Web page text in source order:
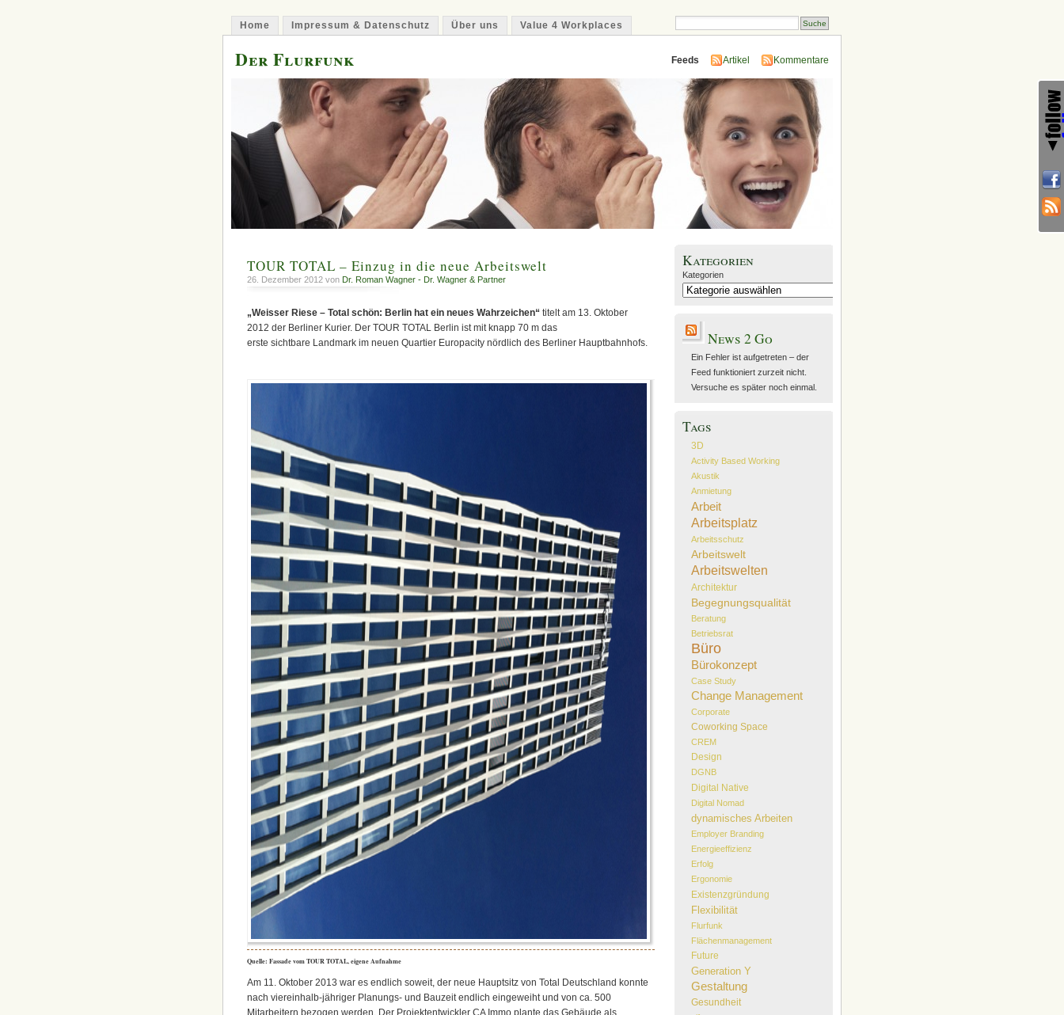
Home Impressum & Datenschutz Über uns Value 4 Workplaces
Der Flurfunk Feeds Artikel Kommentare
TOUR TOTAL – Einzug in die neue Arbeitswelt
26. Dezember 2012 von Dr. Roman Wagner - Dr. Wagner & Partner
„Weisser Riese – Total schön: Berlin hat ein neues Wahrzeichen“ titelt am 13. Oktober
2012 der Berliner Kurier. Der TOUR TOTAL Berlin ist mit knapp 70 m das
erste sichtbare Landmark im neuen Quartier Europacity nördlich des Berliner Hauptbahnhofs.
Quelle: Fassade vom TOUR TOTAL, eigene Aufnahme
Am 11. Oktober 2013 war es endlich soweit, der neue Hauptsitz von Total Deutschland konnte
nach viereinhalb-jähriger Planungs- und Bauzeit endlich eingeweiht und von ca. 500
Mitarbeitern bezogen werden. Der Projektentwickler CA Immo plante das Gebäude als
Kategorien
Kategorien
News 2 Go
Ein Fehler ist aufgetreten – der
Feed funktioniert zurzeit nicht.
Versuche es später noch einmal.
Tags
3D
Activity Based Working
Akustik
Anmietung
Arbeit
Arbeitsplatz
Arbeitsschutz
Arbeitswelt
Arbeitswelten
Architektur
Begegnungsqualität
Beratung
Betriebsrat
Büro
Bürokonzept
Case Study
Change Management
Corporate
Coworking Space
CREM
Design
DGNB
Digital Native
Digital Nomad
dynamisches Arbeiten
Employer Branding
Energieeffizienz
Erfolg
Ergonomie
Existenzgründung
Flexibilität
Flurfunk
Flächenmanagement
Future
Generation Y
Gestaltung
Gesundheit